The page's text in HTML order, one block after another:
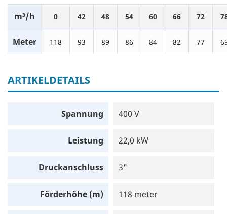
m³/h 0 42 48 54 60 66 72
Meter 118 93 89 86 84 82 77
ARTIKELDETAILS
Spannung 400 V
Leistung 22,0 kW
Druckanschluss 3"
Förderhöhe (m) 118 meter